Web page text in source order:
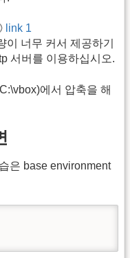
link 1
너무 커서 제공하기
서버를 이용하십시오.
에서 압축을 해
은 base environment